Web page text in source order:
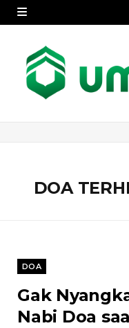
DOA
DOA
Gak
Nabi Doa